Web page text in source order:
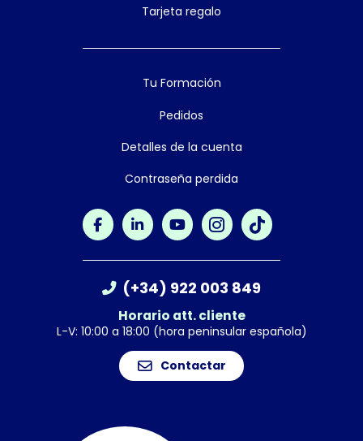
Tarjeta regalo
Tu Formación
Pedidos
Detalles de la cuenta
Contraseña perdida
(+34) 922 003 849
Horario att. cliente
L-V: 10:00 a 18:00 (hora peninsular española)
Contactar